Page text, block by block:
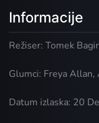
Informacije
Režiser: Tomek
Glumci: Freya Allan,
Datum izlaska: 20